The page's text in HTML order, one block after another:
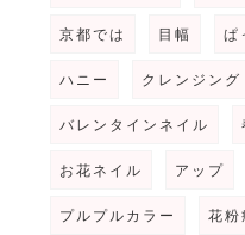
京都では 目幅 ぱ
ハニー クレンジング
バレンタインネイル
お花ネイル アップ
プルプルカラー 花粉